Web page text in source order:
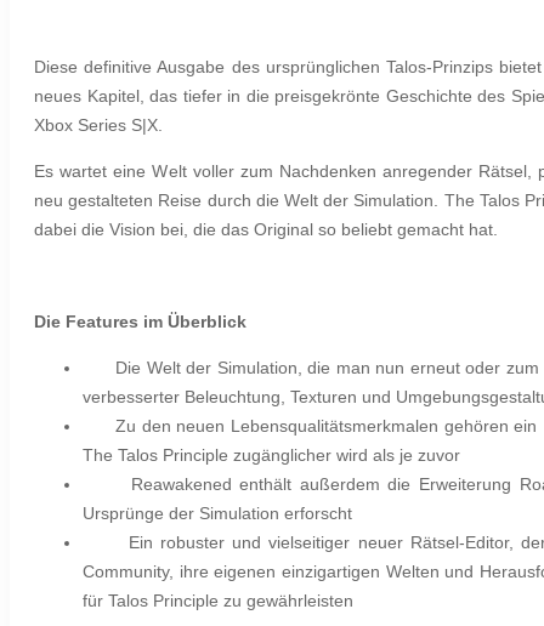
Diese definitive Ausgabe des ursprünglichen Talos-Prinzips
neues Kapitel, das tiefer in die preisgekrönte Geschichte des
Xbox Series S|X.
Es wartet eine Welt voller zum Nachdenken anregender
neu gestalteten Reise durch die Welt der Simulation. The Talos
dabei die Vision bei, die das Original so beliebt gemacht hat.
Die Features im Überblick
Die Welt der Simulation, die man nun erneut oder
verbesserter Beleuchtung, Texturen und
Zu den neuen Lebensqualitätsmerkmalen gehören
The Talos Principle zugänglicher wird als je zuvor
Reawakened enthält außerdem die Erweiterung
Ursprünge der Simulation erforscht
Ein robuster und vielseitiger neuer Rätsel-Editor,
Community, ihre eigenen einzigartigen Welten und
für Talos Principle zu gewährleisten